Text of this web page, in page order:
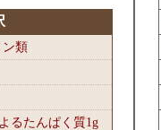
ン類
るたんぱく質1g